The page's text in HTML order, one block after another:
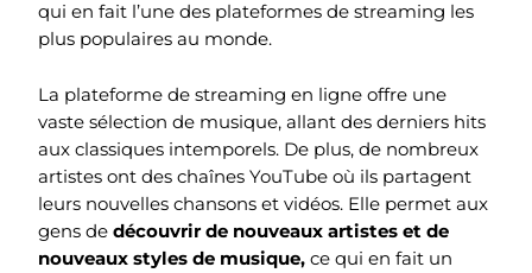
qui en fait l’une des plateformes de streaming les
plus populaires au monde.
La plateforme de streaming en ligne offre une
vaste sélection de musique, allant des derniers hits
aux classiques intemporels. De plus, de nombreux
artistes ont des chaînes YouTube où ils partagent
leurs nouvelles chansons et vidéos. Elle permet aux
gens dedécouvrir de nouveaux artistes et de
nouveaux styles de musique, ce qui en fait un